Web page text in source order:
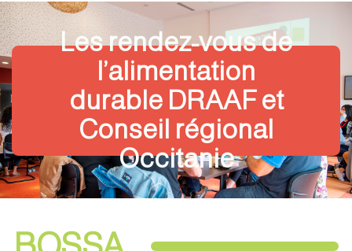
Les rendez-vous de
l’alimentation
durable DRAAF et
Conseil régional
Occitanie